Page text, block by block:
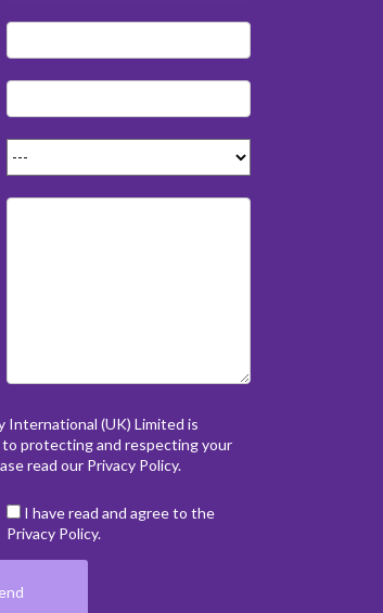
International (UK) Limited is
protecting and respecting your
read our Privacy Policy.
I have read and agree to the
Privacy Policy.